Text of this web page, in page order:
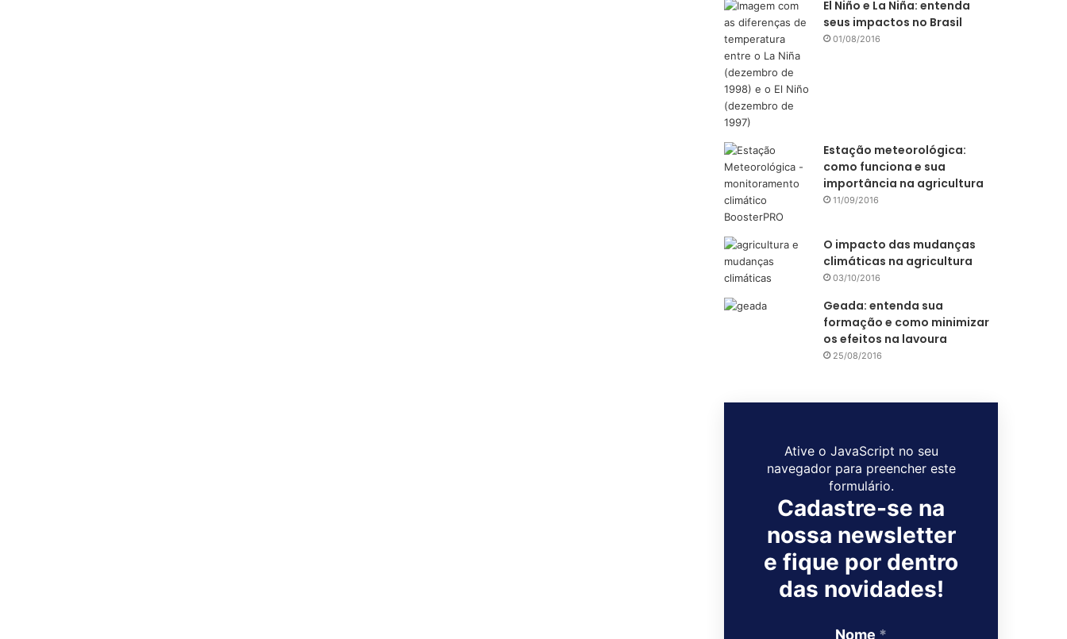
El Niño e La Niña: entenda
seus impactos no Brasil
01/08/2016
Estação meteorológica:
como funciona e sua
importância na agricultura
11/09/2016
O impacto das mudanças
climáticas na agricultura
03/10/2016
Geada: entenda sua
formação e como minimizar
os efeitos na lavoura
25/08/2016
Ative o JavaScript no seu
navegador para preencher este
formulário.
Cadastre-se na
nossa newsletter
e fique por dentro
das novidades!
Nome *